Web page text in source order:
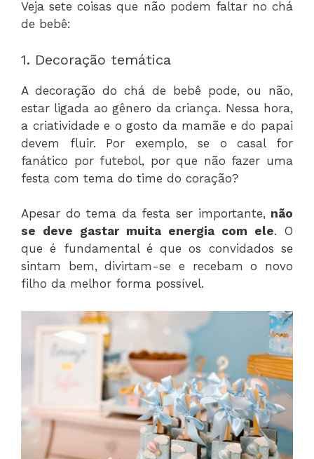
Veja sete coisas que não podem faltar no chá
de bebê:
1. Decoração temática
A decoração do chá de bebê pode, ou não,
estar ligada ao gênero da criança. Nessa hora,
a criatividade e o gosto da mamãe e do papai
devem fluir. Por exemplo, se o casal for
fanático por futebol, por que não fazer uma
festa com tema do time do coração?
Apesar do tema da festa ser importante, não
se deve gastar muita energia com ele. O
que é fundamental é que os convidados se
sintam bem, divirtam-se e recebam o novo
filho da melhor forma possível.